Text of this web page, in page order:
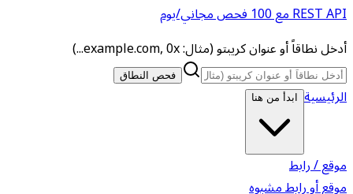
REST API مع 100 فحص مجاني/يوم
أدخل نطاقاً أو عنوان كريبتو (مثال: example.com, 0x...)
فحص النطاق
الرئيسية ابدأ من هنا
موقع / رابط
موقع أو رابط مشبوه